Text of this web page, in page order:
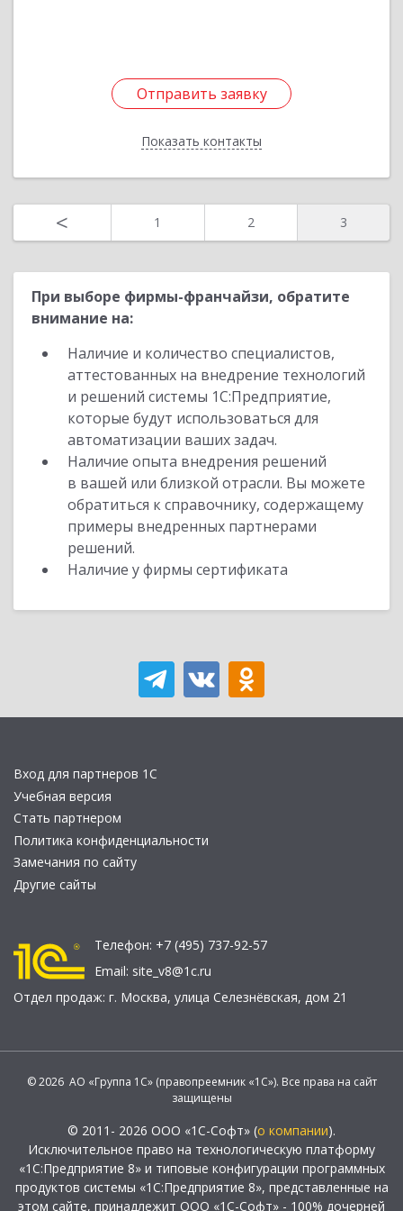
Отправить заявку
Показать контакты
Отправить заявку
Назад
< 1 2 3
При выборе фирмы-франчайзи, обратите
внимание на:
Наличие и количество специалистов,
аттестованных на внедрение технологий
и решений системы 1С:Предприятие,
которые будут использоваться для
автоматизации ваших задач.
Наличие опыта внедрения решений
в вашей или близкой отрасли. Вы можете
обратиться к справочнику, содержащему
примеры внедренных партнерами
решений.
Наличие у фирмы сертификата
Вход для партнеров 1С
Учебная версия
Стать партнером
Политика конфиденциальности
Замечания по сайту
Другие сайты
Телефон: +7 (495) 737-92-57
Email: site_v8@1c.ru
Отдел продаж: г. Москва, улица Селезнёвская, дом 21
© 2026 АО «Группа 1С» (правопреемник «1С»). Все права на сайт
защищены
© 2011- 2026 ООО «1С-Софт» (о компании).
Исключительное право на технологическую платформу
«1С:Предприятие 8» и типовые конфигурации программных
продуктов системы «1С:Предприятие 8», представленные на
этом сайте, принадлежит ООО «1С-Софт» - 100% дочерней